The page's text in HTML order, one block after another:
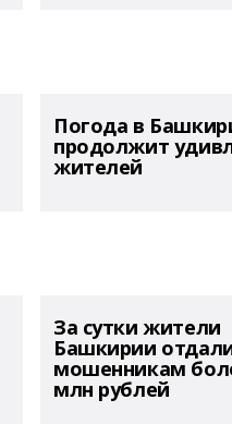
Погода в
продолжит
жителей
За сутки жители
Башкирии
мошенникам
млн рублей